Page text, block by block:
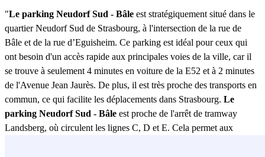
"Le parking Neudorf Sud - Bâle est stratégiquement situé dans le
quartier Neudorf Sud de Strasbourg, à l'intersection de la rue de
Bâle et de la rue d’Eguisheim. Ce parking est idéal pour ceux qui
ont besoin d'un accès rapide aux principales voies de la ville, car il
se trouve à seulement 4 minutes en voiture de la E52 et à 2 minutes
de l'Avenue Jean Jaurès. De plus, il est très proche des transports en
commun, ce qui facilite les déplacements dans Strasbourg. Le
parking Neudorf Sud - Bâle est proche de l'arrêt de tramway
Landsberg, où circulent les lignes C, D et E. Cela permet aux